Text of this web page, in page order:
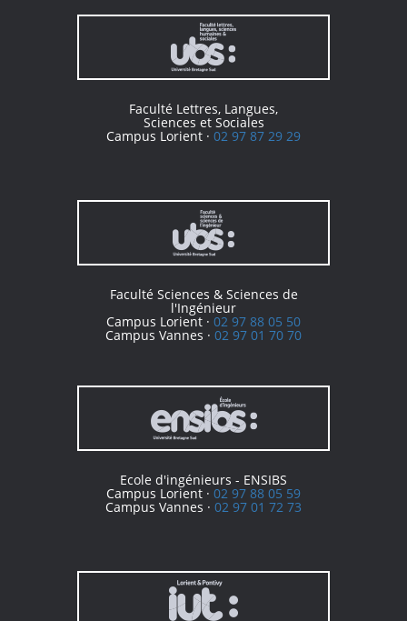
Faculté Lettres, Langues,
Sciences et Sociales
Campus Lorient · 02 97 87 29 29
Faculté Sciences & Sciences de
l'Ingénieur
Campus Lorient · 02 97 88 05 50
Campus Vannes · 02 97 01 70 70
Ecole d'ingénieurs - ENSIBS
Campus Lorient · 02 97 88 05 59
Campus Vannes · 02 97 01 72 73